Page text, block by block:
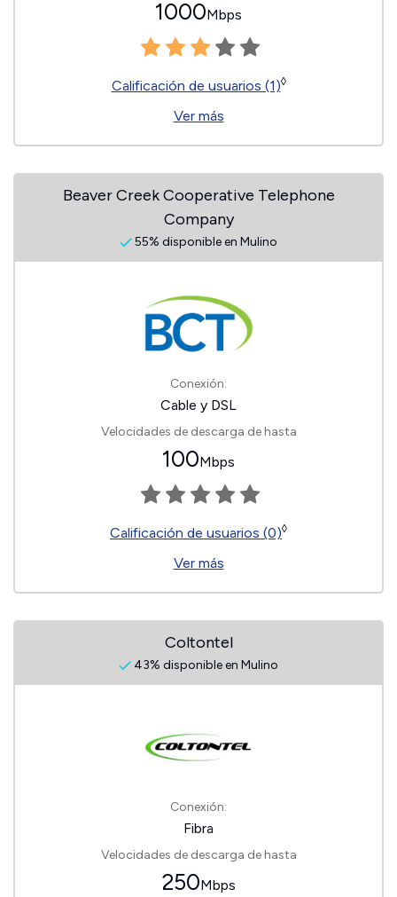
1000Mbps
Calificación de usuarios (1)◊
Ver más
Beaver Creek Cooperative Telephone
Company
55% disponible en Mulino
Conexión:
Cable y DSL
Velocidades de descarga de hasta
100Mbps
Calificación de usuarios (0)◊
Ver más
Coltontel
43% disponible en Mulino
Conexión:
Fibra
Velocidades de descarga de hasta
250Mbps